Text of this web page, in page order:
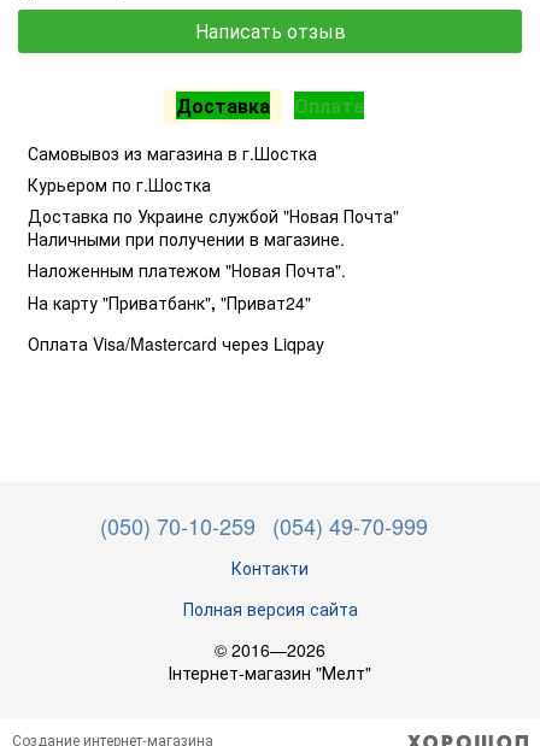
Написать отзыв
Доставка Оплата
Самовывоз из магазина в г.Шостка
Курьером по г.Шостка
Доставка по Украине службой "Новая Почта"
Наличными при получении в магазине.
Наложенным платежом "Новая Почта".
На карту "Приватбанк", "Приват24"
Оплата Visa/Mastercard через Liqpay
(050) 70-10-259 (054) 49-70-999
Контакти
Полная версия сайта
© 2016—2026
Інтернет-магазин "Мелт"
Создание интернет-магазина